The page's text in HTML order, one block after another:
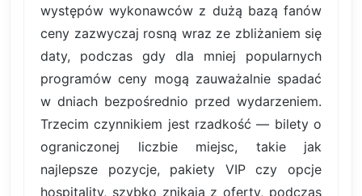
występów wykonawców z dużą bazą fanów
ceny zazwyczaj rosną wraz ze zbliżaniem się
daty, podczas gdy dla mniej popularnych
programów ceny mogą zauważalnie spadać
w dniach bezpośrednio przed wydarzeniem.
Trzecim czynnikiem jest rzadkość — bilety o
ograniczonej liczbie miejsc, takie jak
najlepsze pozycje, pakiety VIP czy opcje
hospitality, szybko znikają z oferty, podczas